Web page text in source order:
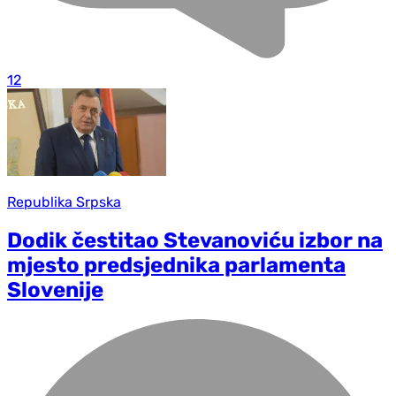
12
Republika Srpska
Dodik čestitao Stevanoviću izbor na
mjesto predsjednika parlamenta
Slovenije